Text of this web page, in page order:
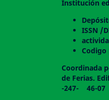
Institución
ISSN /
Codigo
Coordinada
de Ferias.
-247- 46-07